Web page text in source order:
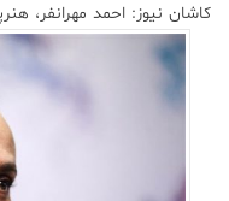
ورزشی
کاشان نیوز:احمد مهرانفر،